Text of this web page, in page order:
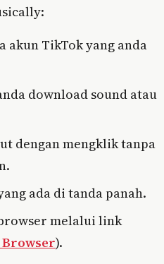
akun TikTok yang anda
download sound atau
dengan mengklik tanpa
ada di tanda panah.
melalui link
Browser).